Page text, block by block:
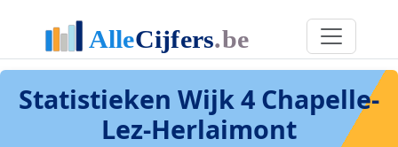
Statistieken Wijk 4 Chapelle-
Lez-Herlaimont